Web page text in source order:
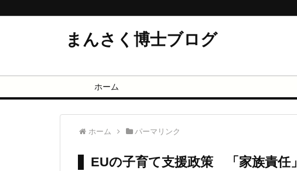
まんさく博士ブログ
ホーム
ホーム パーマリンク
EUの子育て支援政策 「家族責任」